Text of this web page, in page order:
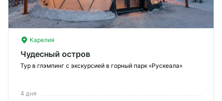
Карелия
Чудесный остров
Тур в глэмпинг с экскурсией в горный парк «Рускеала»
4 дня